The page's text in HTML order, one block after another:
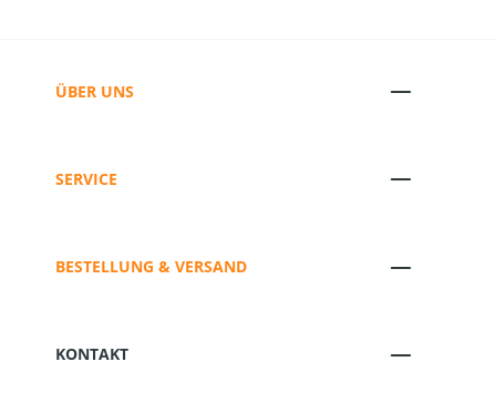
ÜBER UNS
SERVICE
BESTELLUNG & VERSAND
KONTAKT